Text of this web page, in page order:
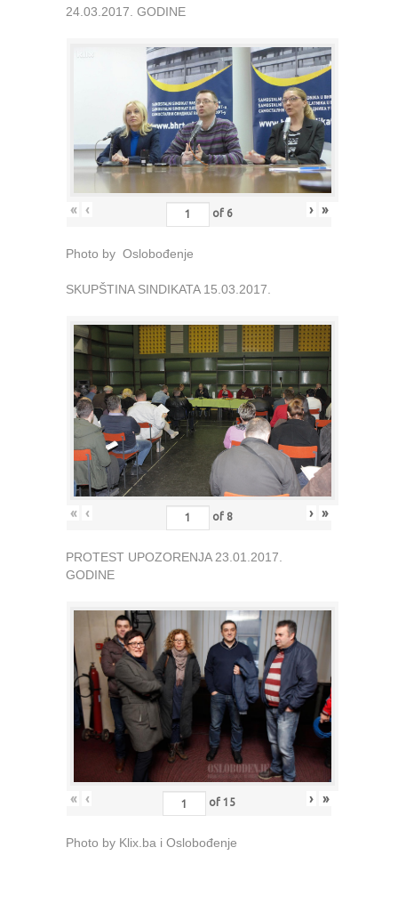
24.03.2017. GODINE
« ‹ of 6 › »
Photo by Oslobođenje
SKUPŠTINA SINDIKATA 15.03.2017.
« ‹ of 8 › »
PROTEST UPOZORENJA 23.01.2017.
GODINE
« ‹ of 15 › »
Photo by Klix.ba i Oslobođenje